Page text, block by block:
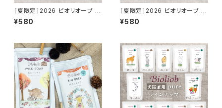
［夏限定］2026 ビオリオーブ 鶏
ハツ 夏のごちそう パパイヤ仕立
¥580
［夏限定］2026 ビオリオーブ ビ
オサーモン 夏のごちそう モリン
ガ和え 120g Bioliob 旧ヘルマ
¥580